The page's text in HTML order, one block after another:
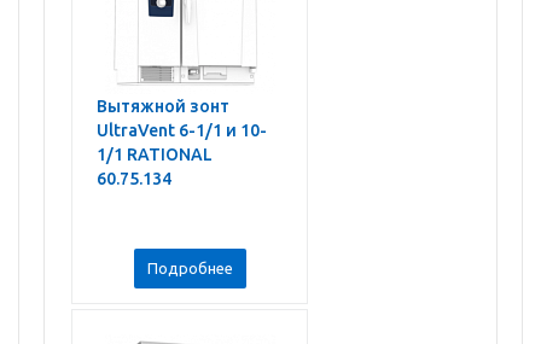
Вытяжной зонт
UltraVent 6-1/1 и 10-
1/1 RATIONAL
60.75.134
Подробнее